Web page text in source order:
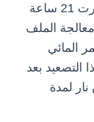
جاء أمر ترامب بعد انهيار مفاوضات استمرت 21 ساعة
الملف
المائي
التصعيد بعد
لمدة